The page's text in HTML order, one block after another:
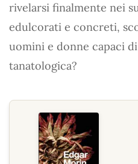
rivelarsi finalmente nei
edulcorati e concreti,
uomini e donne capaci
tanatologica?